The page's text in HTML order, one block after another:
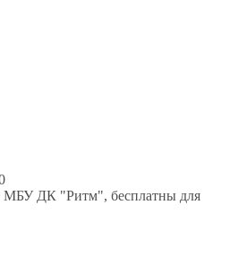
МБУ ДК "Ритм", бесплатны для